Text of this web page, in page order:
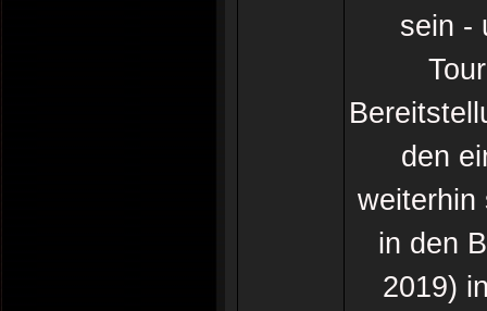
sein -
den
weiterhin
in den
2019)